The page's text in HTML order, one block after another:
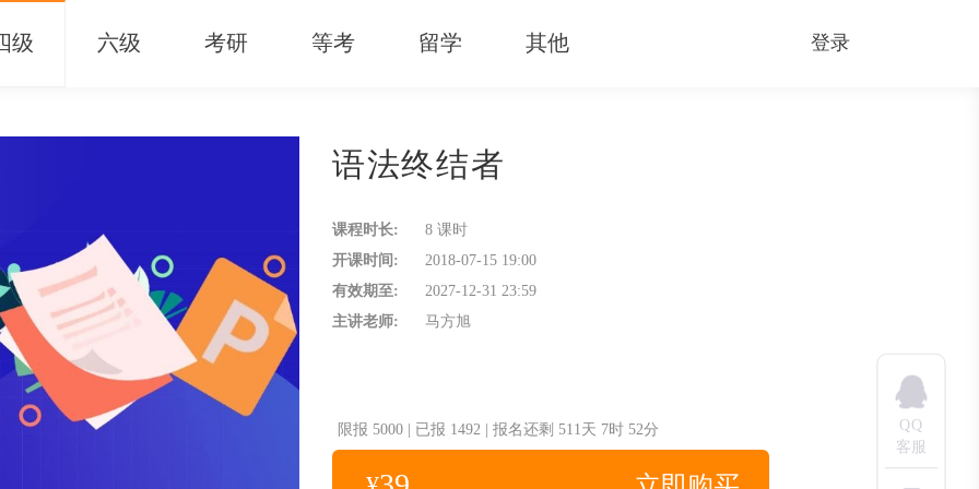
QQ
客服
级 六级 考研 等考 留学 其他 登录
语法终结者
课程时长:
8 课时
开课时间:
2018-07-15 19:00
有效期至:
2027-12-31 23:59
主讲老师:
马方旭
限报 5000 已报 1492 报名还剩 511天 7时 52分